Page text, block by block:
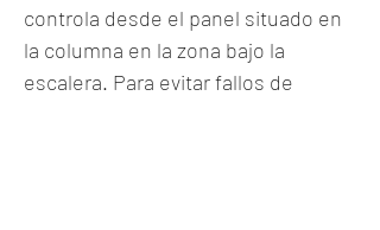
controla desde el panel situado en
la columna en la zona bajo la
escalera. Para evitar fallos de